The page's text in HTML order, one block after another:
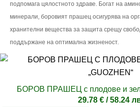
подпомага цялостното здраве. Богат на
минерали, боровият прашец осигурява на
хранителни вещества за защита срещу
поддържане на оптимална жизненост.
БОРОВ ПРАШЕЦ с плодове и
29.78 €/ 58.24